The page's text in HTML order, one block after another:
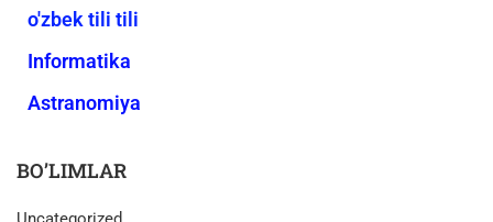
o'zbek tili tili
Informatika
Astranomiya
BO’LIMLAR